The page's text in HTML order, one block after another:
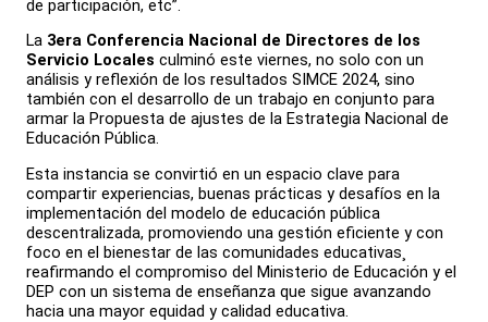
de participación, etc”.
La 3era Conferencia Nacional de Directores de los
Servicio Locales culminó este viernes, no solo con un
análisis y reflexión de los resultados SIMCE 2024, sino
también con el desarrollo de un trabajo en conjunto para
armar la Propuesta de ajustes de la Estrategia Nacional de
Educación Pública.
Esta instancia se convirtió en un espacio clave para
compartir experiencias, buenas prácticas y desafíos en la
implementación del modelo de educación pública
descentralizada, promoviendo una gestión eficiente y con
foco en el bienestar de las comunidades educativas¸
reafirmando el compromiso del Ministerio de Educación y el
DEP con un sistema de enseñanza que sigue avanzando
hacia una mayor equidad y calidad educativa.